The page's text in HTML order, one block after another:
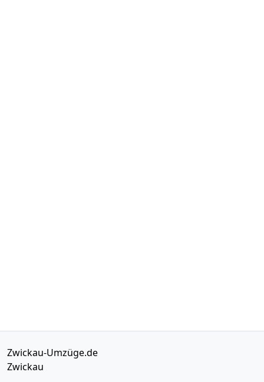
Zwickau-Umzüge.de
Zwickau